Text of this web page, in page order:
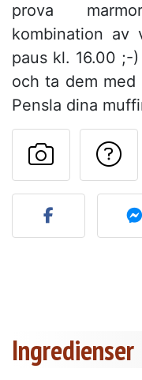
prova
kombination av
paus kl. 16.00 ;-
och ta dem med
Pensla dina
Lägg
Ingredienser